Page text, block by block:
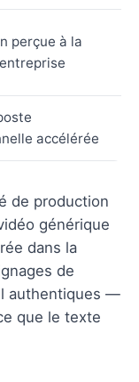
perçue à la
accélérée
de production
générique
dans la
de
authentiques —
que le texte